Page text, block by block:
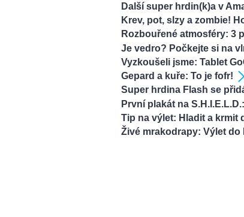
Další super hrdin(k)a v
Krev, pot, slzy a zombie!
Rozbouřené atmosféry: 3
Je vedro? Počkejte si na
Vyzkoušeli jsme: Tablet
Gepard a kuře: To je fofr!
Super hrdina Flash se
První plakát na
Tip na výlet: Hladit a krmit
Živé mrakodrapy: Výlet